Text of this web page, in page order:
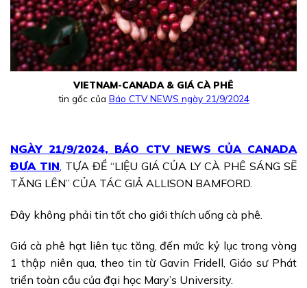
VIETNAM-CANADA & GIÁ CÀ PHÊ
tin gốc của Báo CTV NEWS ngày 21/9/2024
NGÀY 21/9/2024, BÁO CTV NEWS CỦA CANADA
ĐƯA TIN TỰA ĐỀ “LIỆU GIÁ CỦA LY CÀ PHÊ SÁNG SẼ
TĂNG LÊN” CỦA TÁC GIẢ ALLISON BAMFORD.
Đây không phải tin tốt cho giới thích uống cà phê.
Giá cà phê hạt liên tục tăng, đến mức kỷ lục trong vòng
1 thập niên qua, theo tin từ Gavin Fridell, Giáo sư Phát
triển toàn cầu của đại học Mary’s University.